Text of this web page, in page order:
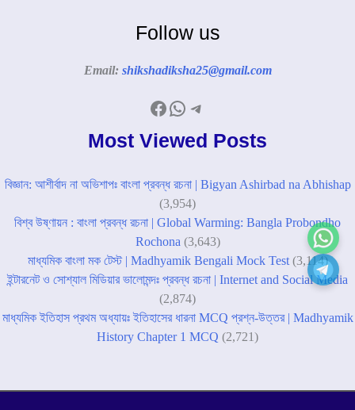
Follow us
Email: shikshadiksha25@gmail.com
Facebook
WhatsApp
Telegram
Most Viewed Posts
বিজ্ঞান: আশীর্বাদ না অভিশাপঃ বাংলা প্রবন্ধ রচনা | Bigyan Ashirbad na Abhishap
(3,954)
বিশ্ব উষ্ণায়ন : বাংলা প্রবন্ধ রচনা | Global Warming: Bangla Probondho
Rochona (3,643)
মাধ্যমিক বাংলা মক টেস্ট | Madhyamik Bengali Mock Test (3,114)
ইন্টারনেট ও সোশ্যাল মিডিয়ার ভালোমন্দঃ প্রবন্ধ রচনা | Internet and Social Media
(2,874)
মাধ্যমিক ইতিহাস প্রথম অধ্যায়ঃ ইতিহাসের ধারনা MCQ প্রশ্ন-উত্তর | Madhyamik
History Chapter 1 MCQ (2,721)